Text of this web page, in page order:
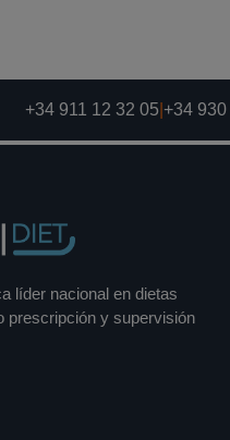
+34 911 12 32 05 +34
líder nacional en dietas
prescripción y supervisión